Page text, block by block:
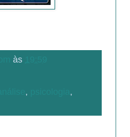
às
,
,